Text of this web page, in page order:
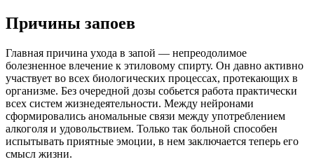
Причины запоев
Главная причина ухода в запой — непреодолимое
болезненное влечение к этиловому спирту. Он давно активно
участвует во всех биологических процессах, протекающих в
организме. Без очередной дозы собьется работа практически
всех систем жизнедеятельности. Между нейронами
сформировались аномальные связи между употреблением
алкоголя и удовольствием. Только так больной способен
испытывать приятные эмоции, в нем заключается теперь его
смысл жизни.